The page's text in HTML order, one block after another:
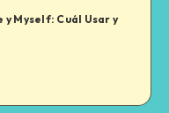
Myself: Cuál Usar y